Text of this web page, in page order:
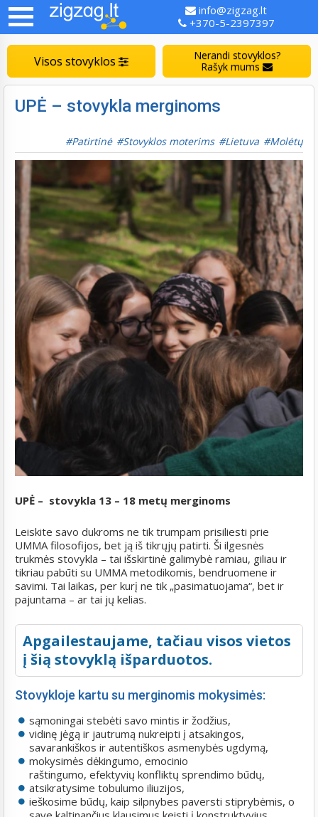
info@zigzag.lt
+370-5-2397397
Visos stovyklos
Nerandi stovyklos?
Rašyk mums
UPĖ – stovykla merginoms
Patirtinė Stovyklos moterims Lietuva Molėtų
UPĖ – stovykla 13 – 18 metų merginoms
Leiskite savo dukroms ne tik trumpam prisiliesti prie
UMMA filosofijos, bet ją iš tikrųjų patirti. Ši ilgesnės
trukmės stovykla – tai išskirtinė galimybė ramiau, giliau ir
tikriau pabūti su UMMA metodikomis, bendruomene ir
savimi. Tai laikas, per kurį ne tik „pasimatuojama“, bet ir
pajuntama – ar tai jų kelias.
Apgailestaujame, tačiau visos vietos
į šią stovyklą išparduotos.
Stovykloje kartu su merginomis mokysimės:
sąmoningai stebėti savo mintis ir žodžius,
vidinę jėgą ir jautrumą nukreipti į atsakingos,
savarankiškos ir autentiškos asmenybės ugdymą,
mokysimės dėkingumo, emocinio
raštingumo, efektyvių konfliktų sprendimo būdų,
atsikratysime tobulumo iliuzijos,
ieškosime būdų, kaip silpnybes paversti stiprybėmis, o